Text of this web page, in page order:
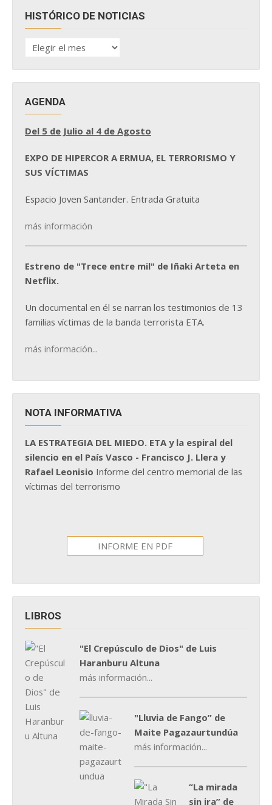
HISTÓRICO DE NOTICIAS
HISTÓRICO
DE
AGENDA
Del 5 de Julio al 4 de Agosto
EXPO DE HIPERCOR A ERMUA, EL TERRORISMO Y
SUS VÍCTIMAS
Espacio Joven Santander. Entrada Gratuita
más información
Estreno de "Trece entre mil" de Iñaki Arteta en
Netflix.
Un documental en él se narran los testimonios de 13
familias víctimas de la banda terrorista ETA.
más información...
NOTA INFORMATIVA
LA ESTRATEGIA DEL MIEDO. ETA y la espiral del
silencio en el País Vasco - Francisco J. Llera y
Rafael Leonisio Informe del centro memorial de las
víctimas del terrorismo
INFORME EN PDF
LIBROS
"El Crepúsculo de Dios" de Luis
Haranburu Altuna
más información...
"Lluvia de Fango” de
Maite Pagazaurtundúa
más información...
“La mirada
sin ira” de